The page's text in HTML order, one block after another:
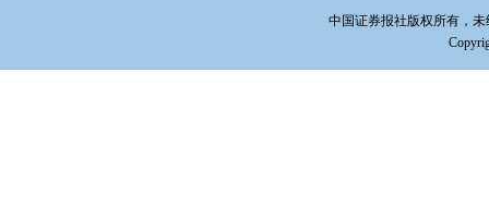
中国证券报社版权所有，未